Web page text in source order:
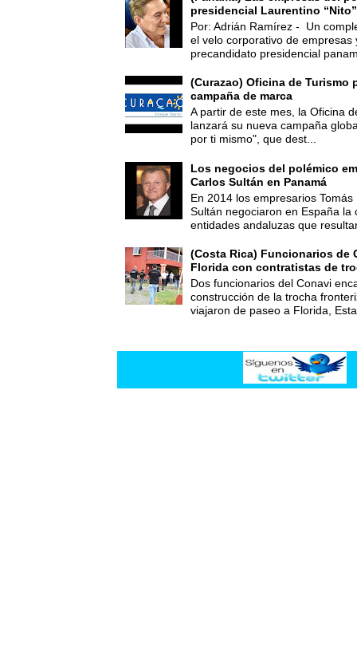
presidencial Laurentino
Por: Adrián Ramírez - Un
el velo corporativo de empresas
precandidato presidencial
(Curazao) Oficina de Turismo
campaña de marca
A partir de este mes, la Oficina
lanzará su nueva campaña
por ti mismo", que dest...
Los negocios del polémico
Carlos Sultán en Panamá
En 2014 los empresarios
Sultán negociaron en España la
entidades andaluzas que
(Costa Rica) Funcionarios de
Florida con contratistas de
Dos funcionarios del Conavi
construcción de la trocha
viajaron de paseo a Florida,